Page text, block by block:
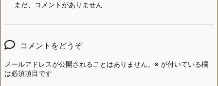
まだ、コメントがありません
コメントをどうぞ
メールアドレスが公開されることはありません。 ※ が付いている欄
は必須項目です